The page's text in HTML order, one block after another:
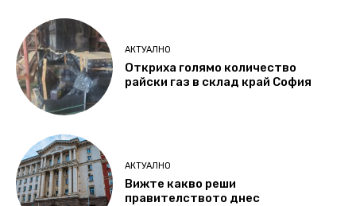
АКТУАЛНО
Откриха голямо количество
райски газ в склад край София
АКТУАЛНО
Вижте какво реши
правителството днес